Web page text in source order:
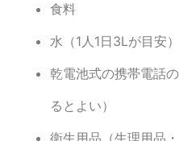
食料
水（1人1日3Lが目安）
乾電池式の携帯電話
るとよい）